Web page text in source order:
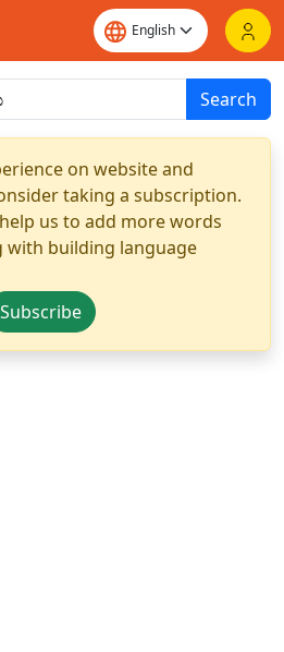
Search
on website and
taking a subscription.
us to add more words
with building language
Subscribe